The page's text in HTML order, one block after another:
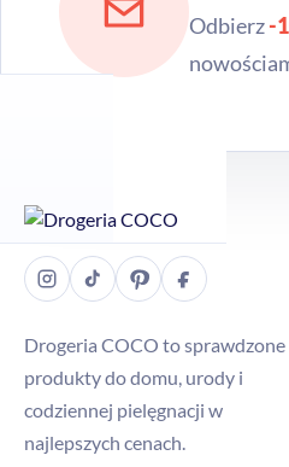
Odbierz-
Drogeria COCO to sprawdzone
produkty do domu, urody i
codziennej pielęgnacji w
najlepszych cenach.